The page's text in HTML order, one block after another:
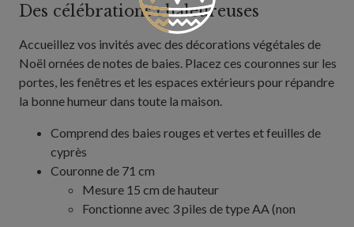
Des célébrations chaleureuses
Accueillez vos invités avec des décorations végétales de
Noël ornées de notes de baies. Placez ces couronnes sur les
portes, les fenêtres et les espaces extérieurs pour répandre
la bonne humeur dans toute la maison.
Comprend des baies rouges et vertes et feuilles de
cyprès
Couronne de 71 cm
Mesure 15 cm de hauteur
Fonctionne avec 3 piles de type AA (non